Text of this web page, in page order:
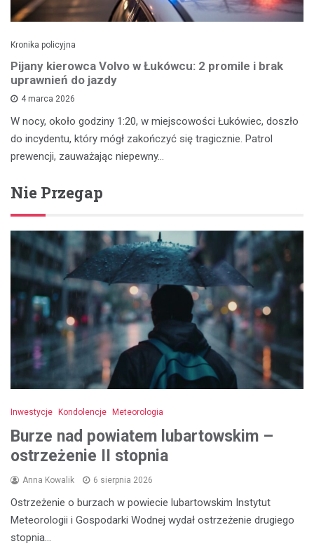
Kronika policyjna
Pijany kierowca Volvo w Łukówcu: 2 promile i brak
uprawnień do jazdy
4 marca 2026
W nocy, około godziny 1:20, w miejscowości Łukówiec, doszło
do incydentu, który mógł zakończyć się tragicznie. Patrol
prewencji, zauważając niepewny…
Nie Przegap
Inwestycje Kondolencje Meteorologia
Burze nad powiatem lubartowskim –
ostrzeżenie II stopnia
Anna Kowalik 6 sierpnia 2026
Ostrzeżenie o burzach w powiecie lubartowskim Instytut
Meteorologii i Gospodarki Wodnej wydał ostrzeżenie drugiego
stopnia…